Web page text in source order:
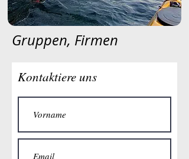
Gruppen, Firmen
Kontaktiere uns